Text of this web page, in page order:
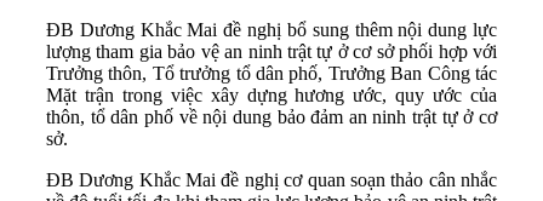
ĐB Dương Khắc Mai đề nghị bổ sung thêm nội dung lực
lượng tham gia bảo vệ an ninh trật tự ở cơ sở phối hợp với
Trưởng thôn, Tổ trưởng tổ dân phố, Trưởng Ban Công tác
Mặt trận trong việc xây dựng hương ước, quy ước của
thôn, tổ dân phố về nội dung bảo đảm an ninh trật tự ở cơ
sở.
ĐB Dương Khắc Mai đề nghị cơ quan soạn thảo cân nhắc